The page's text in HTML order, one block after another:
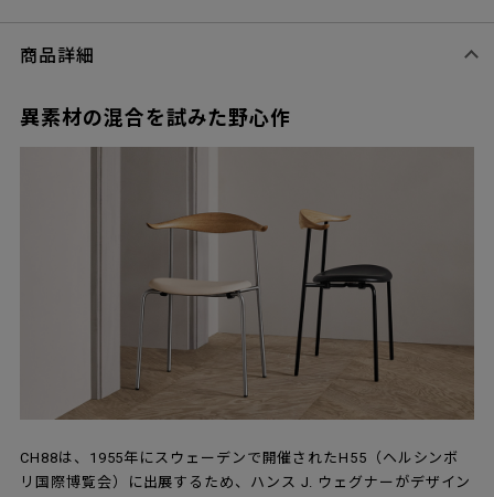
商品詳細
異素材の混合を試みた野心作
CH88は、1955年にスウェーデンで開催されたH55（ヘルシンボ
リ国際博覧会）に出展するため、ハンス J. ウェグナーがデザイン